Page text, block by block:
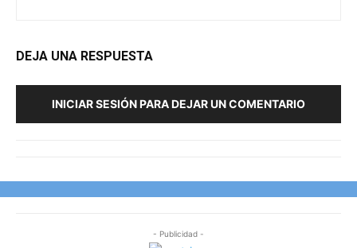
DEJA UNA RESPUESTA
INICIAR SESIÓN PARA DEJAR UN COMENTARIO
- Publicidad -